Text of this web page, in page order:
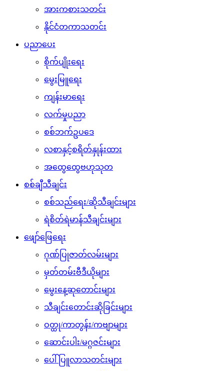
အားကစားသတင်း
နိုင်ငံတကာသတင်း
ပညာပေး
စိုက်ပျိုးရေး
မွေးမြူရေး
ကျန်းမာရေး
လက်မှုပညာ
စစ်ဘက်ဥပဒေ
လစာနှင့်စရိတ်နှုန်းထား
အထွေထွေဗဟုသုတ
စစ်ချီသီချင်း
စစ်သည်ရေး/ဆိုသီချင်းများ
ရဲစိတ်ရဲမာန်သီချင်းများ
ဖျော်ဖြေရေး
ဂုဏ်ပြုဇာတ်လမ်းများ
မှတ်တမ်းဗီဒီယိုများ
မွေးနေ့ဆုတောင်းများ
သီချင်းတောင်းဆိုခြင်းများ
ဝတ္ထု/ကာတွန်း/ကဗျာများ
ဆောင်းပါး/မဂ္ဂဇင်းများ
ပေါ်ပြူလာသတင်းများ